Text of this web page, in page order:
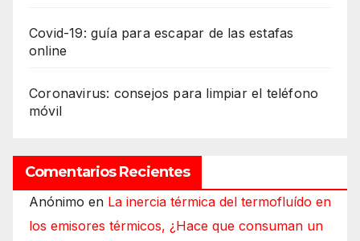
Covid-19: guía para escapar de las estafas
online
Coronavirus: consejos para limpiar el teléfono
móvil
Comentarios Recientes
Anónimo en La inercia térmica del termofluído en
los emisores térmicos, ¿Hace que consuman un